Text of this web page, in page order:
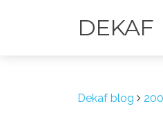
DEKAF
Dekaf blog